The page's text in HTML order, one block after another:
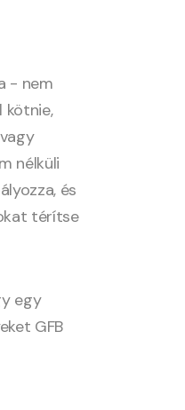
- nem
kötnie,
nélküli
és
térítse
egy
GFB